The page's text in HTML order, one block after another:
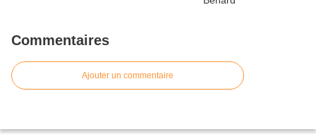
Commentaires
Ajouter un commentaire